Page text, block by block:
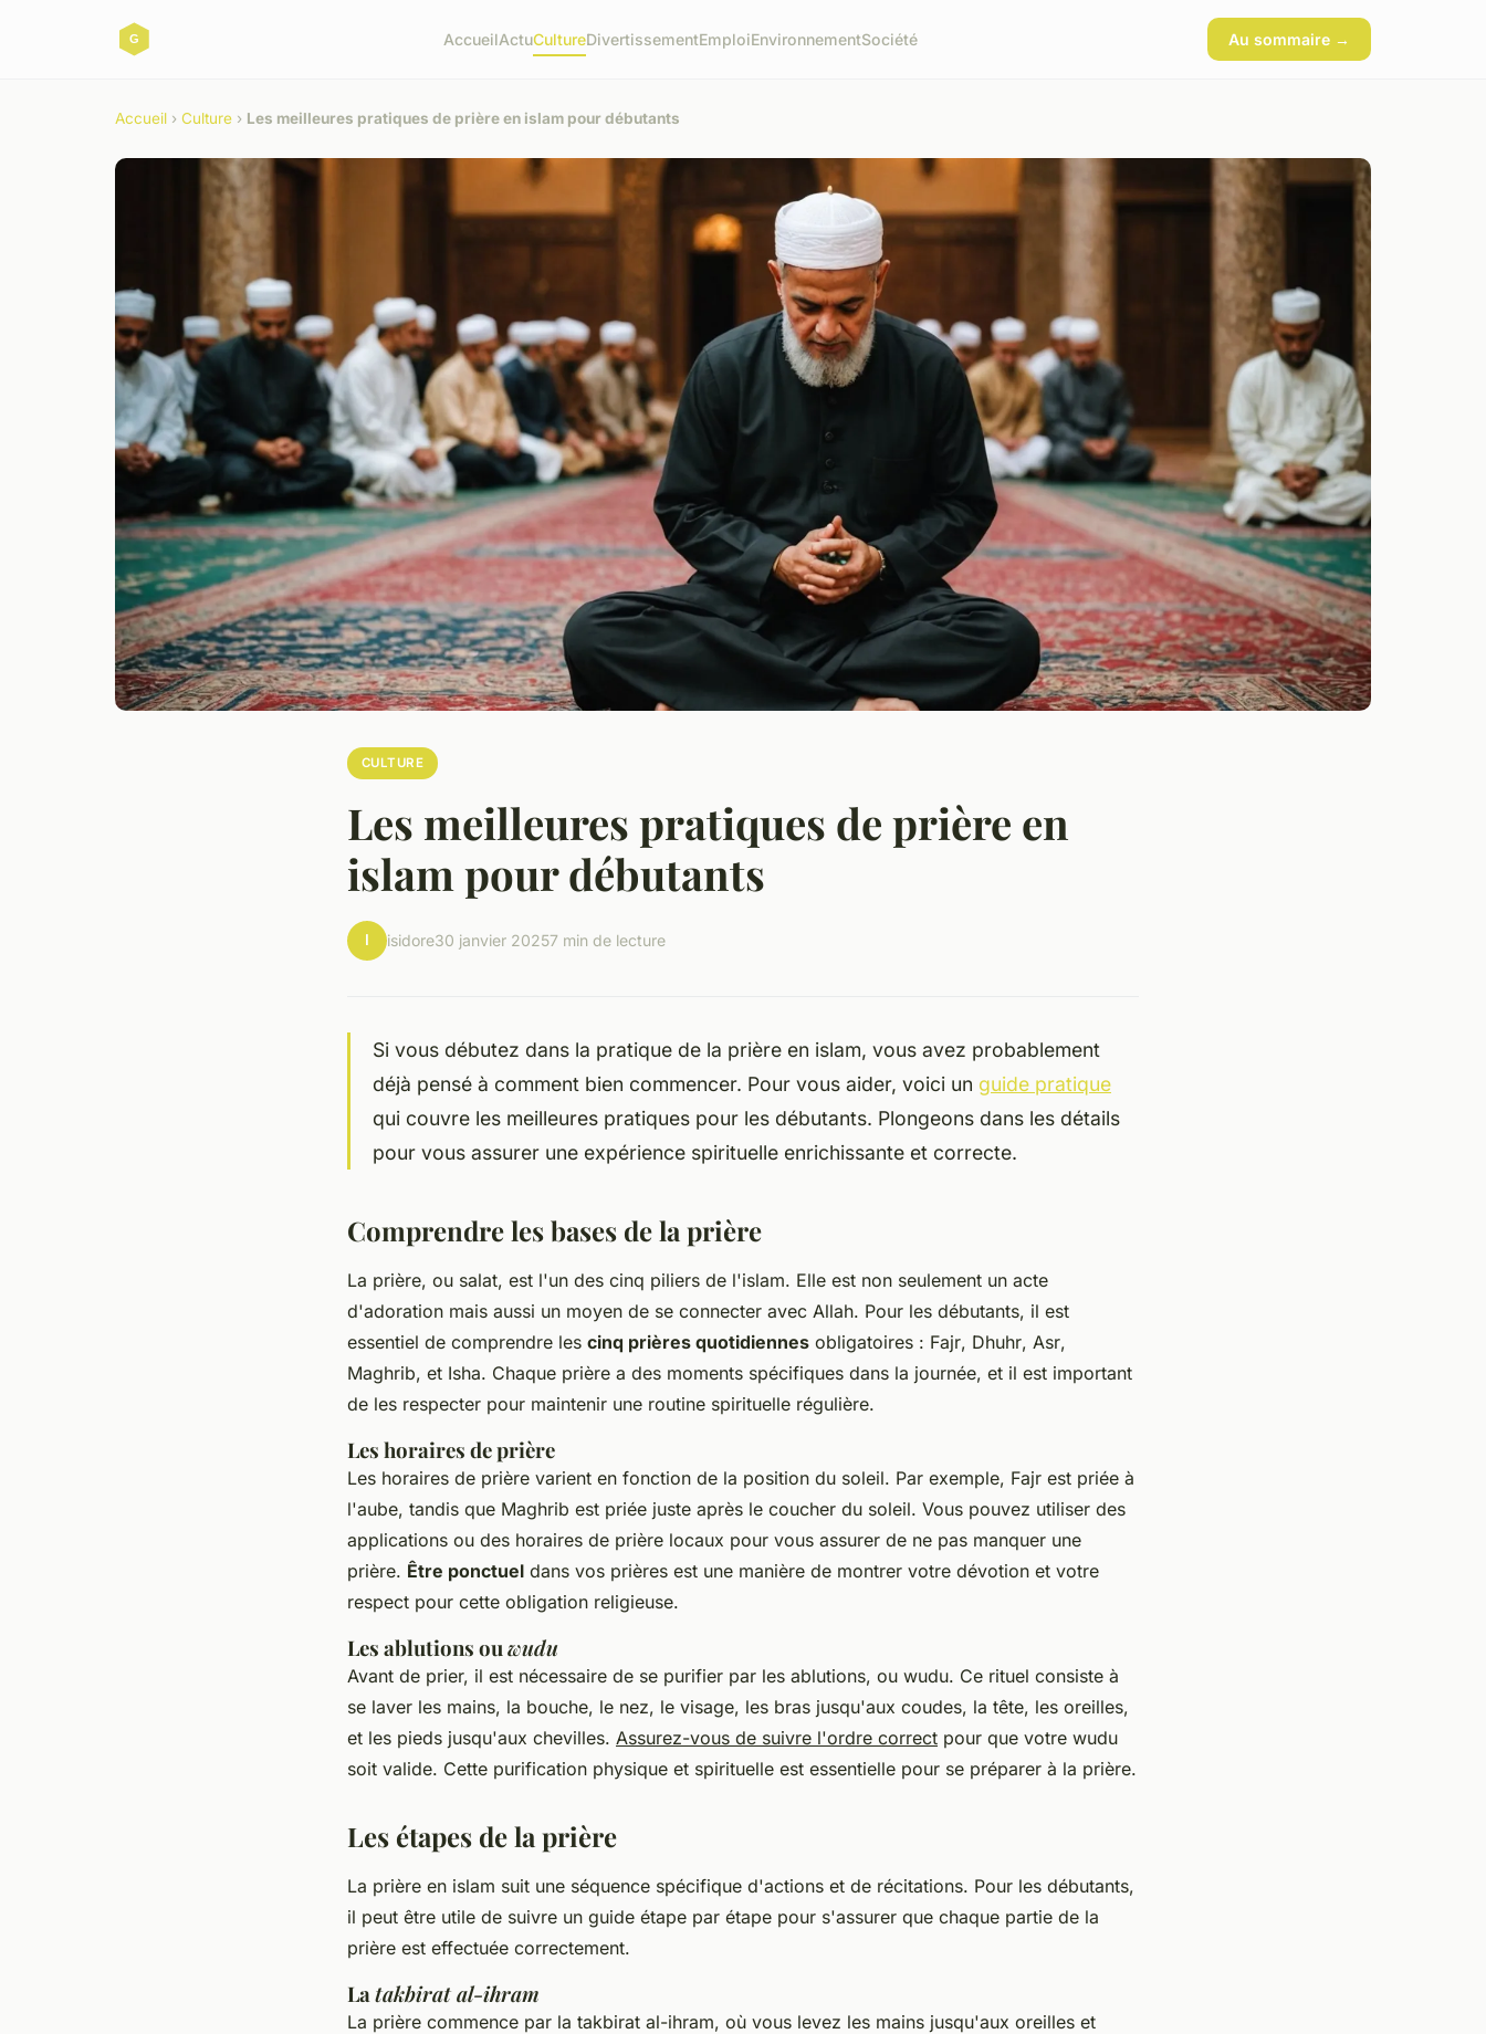
AccueilActuCultureDivertissementEmploiEnvironnementSociété Au sommaire →
Accueil › Culture › Les meilleures pratiques de prière en islam pour débutants
CULTURE
Les meilleures pratiques de prière en
islam pour débutants
I isidore30 janvier 20257 min de lecture
Si vous débutez dans la pratique de la prière en islam, vous avez probablement
déjà pensé à comment bien commencer. Pour vous aider, voici un guide pratique
qui couvre les meilleures pratiques pour les débutants. Plongeons dans les détails
pour vous assurer une expérience spirituelle enrichissante et correcte.
Comprendre les bases de la prière
La prière, ou salat, est l'un des cinq piliers de l'islam. Elle est non seulement un acte
d'adoration mais aussi un moyen de se connecter avec Allah. Pour les débutants, il est
essentiel de comprendre les cinq prières quotidiennes obligatoires : Fajr, Dhuhr, Asr,
Maghrib, et Isha. Chaque prière a des moments spécifiques dans la journée, et il est important
de les respecter pour maintenir une routine spirituelle régulière.
Les horaires de prière
Les horaires de prière varient en fonction de la position du soleil. Par exemple, Fajr est priée à
l'aube, tandis que Maghrib est priée juste après le coucher du soleil. Vous pouvez utiliser des
applications ou des horaires de prière locaux pour vous assurer de ne pas manquer une
prière. Être ponctuel dans vos prières est une manière de montrer votre dévotion et votre
respect pour cette obligation religieuse.
Les ablutions ou wudu
Avant de prier, il est nécessaire de se purifier par les ablutions, ou wudu. Ce rituel consiste à
se laver les mains, la bouche, le nez, le visage, les bras jusqu'aux coudes, la tête, les oreilles,
et les pieds jusqu'aux chevilles. Assurez-vous de suivre l'ordre correct pour que votre wudu
soit valide. Cette purification physique et spirituelle est essentielle pour se préparer à la prière.
Les étapes de la prière
La prière en islam suit une séquence spécifique d'actions et de récitations. Pour les débutants,
il peut être utile de suivre un guide étape par étape pour s'assurer que chaque partie de la
prière est effectuée correctement.
La takbirat al-ihram
La prière commence par la takbirat al-ihram, où vous levez les mains jusqu'aux oreilles et